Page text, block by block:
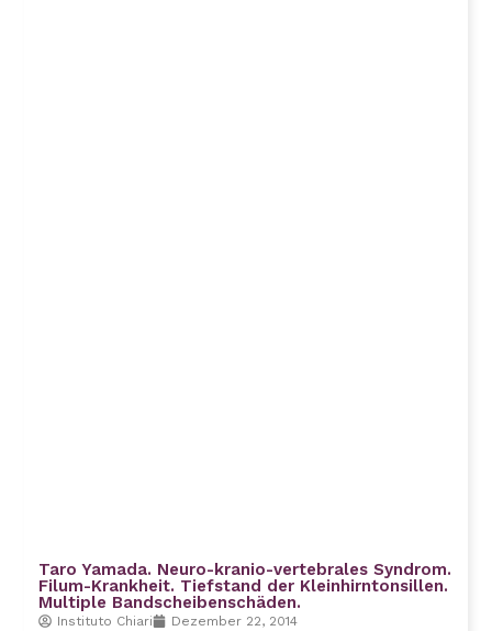
Taro Yamada. Neuro-kranio-vertebrales Syndrom.
Filum-Krankheit. Tiefstand der Kleinhirntonsillen.
Multiple Bandscheibenschäden.
Instituto Chiari Dezember 22, 2014